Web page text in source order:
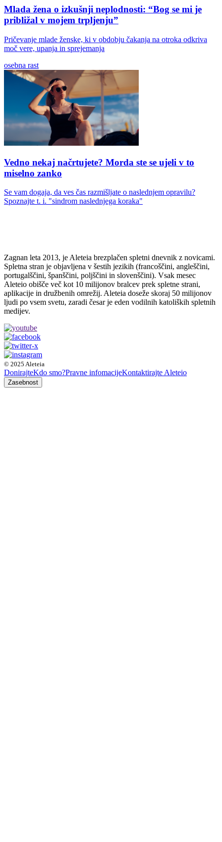
Mlada žena o izkušnji neplodnosti: “Bog se mi je
približal v mojem trpljenju”
Pričevanje mlade ženske, ki v obdobju čakanja na otroka odkriva
moč vere, upanja in sprejemanja
osebna rast
Vedno nekaj načrtujete? Morda ste se ujeli v to
miselno zanko
Se vam dogaja, da ves čas razmišljate o naslednjem opravilu?
Spoznajte t. i. "sindrom naslednjega koraka"
Zagnan leta 2013, je Aleteia brezplačen spletni dnevnik z novicami.
Spletna stran je objavljena v šestih jezikih (francoščini, angleščini,
portugalščini, španščini, poljščini in slovenščini). Vsak mesec
Aleteio obišče več kot 10 milijonov bralcev prek spletne strani,
aplikacije in družbenih omrežij. Aleteia doseže skoraj 50 milijonov
ljudi po vsem svetu, zaradi česar je eden vodilnih katoliških spletnih
medijev.
© 2025 Aleteia
DonirajteKdo smo?Pravne infomacijeKontaktirajte Aleteio
Zasebnost